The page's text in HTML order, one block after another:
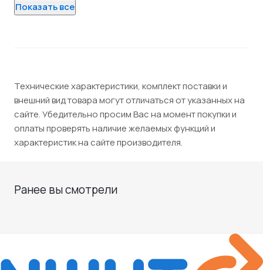
Показать все
Технические характеристики, комплект поставки и
внешний вид товара могут отличаться от указанных на
сайте. Убедительно просим Вас на момент покупки и
оплаты проверять наличие желаемых функций и
характеристик на сайте производителя.
Ранее вы смотрели